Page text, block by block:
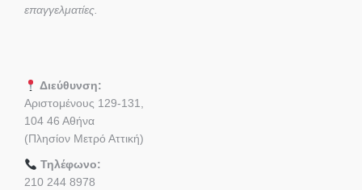
επαγγελματίες.
Διεύθυνση:
Αριστομένους 129-131,
104 46 Αθήνα
(Πλησίον Μετρό Αττική)
Τηλέφωνο:
210 244 8978